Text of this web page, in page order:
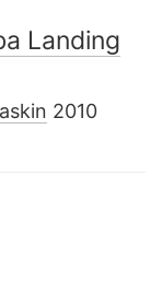
Landing
2010